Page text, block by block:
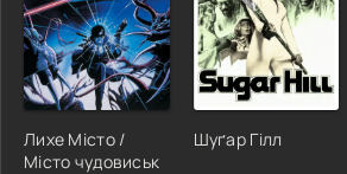
Лихе Місто /
Місто чудовиськ
Шуґар Гілл